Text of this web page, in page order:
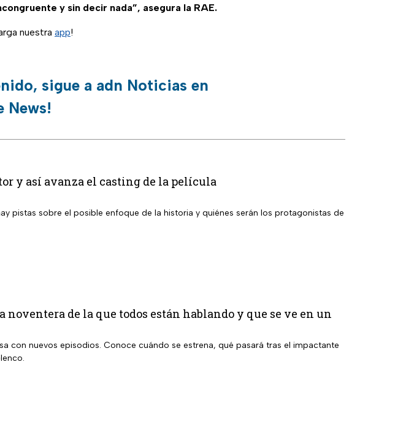
y sin decir nada”, asegura la RAE.
nuestra app!
sigue a adn Noticias en
News!
y así avanza el casting de la película
pistas sobre el posible enfoque de la historia y quiénes serán los protagonistas de
noventera de la que todos están hablando y que se ve en un
con nuevos episodios. Conoce cuándo se estrena, qué pasará tras el impactante